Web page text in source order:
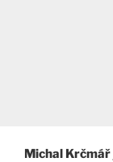
Michal Krčmář